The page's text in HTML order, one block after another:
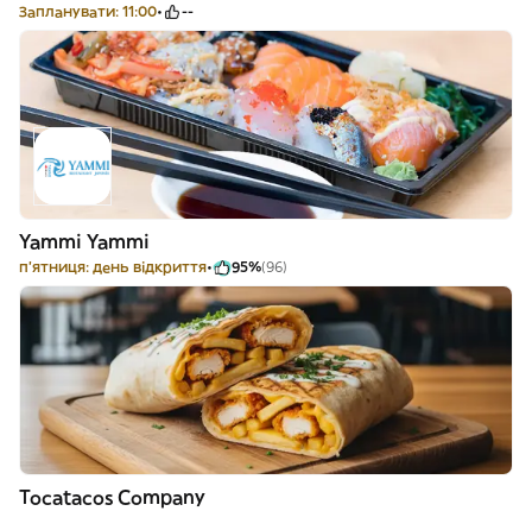
Запланувати: 11:00 --
Yammi Yammi
п'ятниця: день відкриття 95%(96)
Tocatacos Company